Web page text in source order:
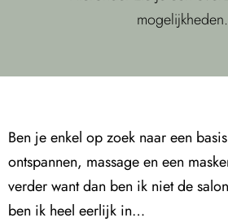
mogelijkheden.
Ben je enkel op zoek naar een
ontspannen, massage en een
verder want dan ben ik niet de
ben ik heel eerlijk in…